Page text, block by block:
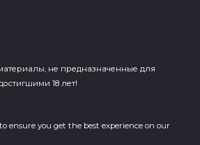
не предназначенные для
18 лет!
ensure you get the best experience on our